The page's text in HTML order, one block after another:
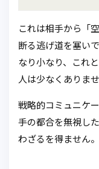
これは相手から「
断る逃げ道を塞い
なり小なり、これ
人は少なくありませ
戦略的コミュニケ
手の都合を無視し
わざるを得ません。